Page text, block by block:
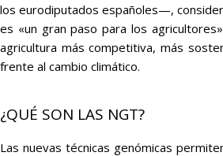
los eurodiputados españoles—,
es «un gran paso para los
agricultura más competitiva, más
frente al cambio climático.
¿QUÉ SON LAS NGT?
Las nuevas técnicas genómicas